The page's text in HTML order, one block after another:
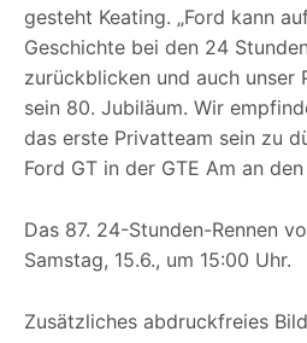
gesteht Keating. „Ford kann
Geschichte bei den 24
zurückblicken und auch unser
sein 80. Jubiläum. Wir
das erste Privatteam sein zu
Ford GT in der GTE Am an
Das 87. 24-Stunden-Rennen
Samstag, 15.6., um 15:00 Uhr.
Zusätzliches abdruckfreies